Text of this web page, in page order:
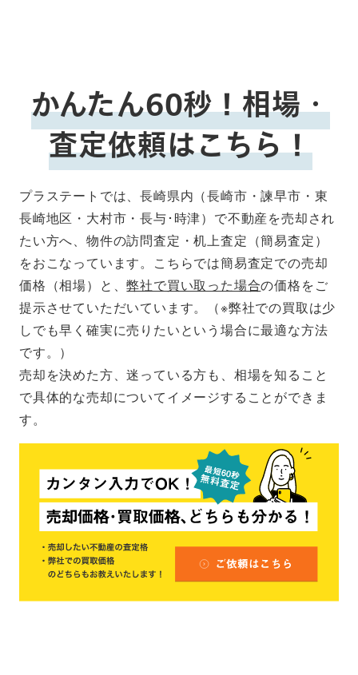
かんたん60秒！相場・
査定依頼はこちら！
プラステートでは、長崎県内（長崎市・諫早市・東
長崎地区・大村市・長与･時津）で不動産を売却され
たい方へ、物件の訪問査定・机上査定（簡易査定）
をおこなっています。こちらでは簡易査定での売却
価格（相場）と、弊社で買い取った場合の価格をご
提示させていただいています。（※弊社での買取は少
しでも早く確実に売りたいという場合に最適な方法
です。）
売却を決めた方、迷っている方も、相場を知ること
で具体的な売却についてイメージすることができま
す。